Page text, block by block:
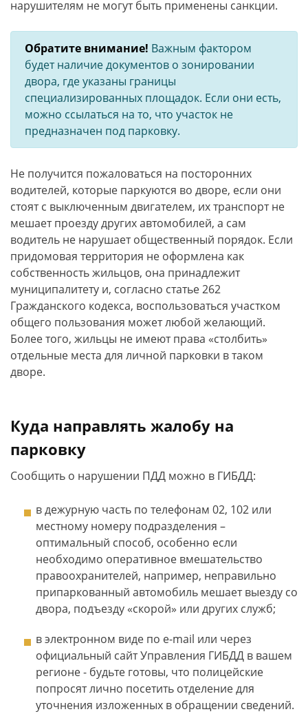
нарушителям не могут быть применены санкции.
Обратите внимание! Важным фактором
будет наличие документов о зонировании
двора, где указаны границы
специализированных площадок. Если они есть,
можно ссылаться на то, что участок не
предназначен под парковку.
Не получится пожаловаться на посторонних
водителей, которые паркуются во дворе, если они
стоят с выключенным двигателем, их транспорт не
мешает проезду других автомобилей, а сам
водитель не нарушает общественный порядок. Если
придомовая территория не оформлена как
собственность жильцов, она принадлежит
муниципалитету и, согласно статье 262
Гражданского кодекса, воспользоваться участком
общего пользования может любой желающий.
Более того, жильцы не имеют права «столбить»
отдельные места для личной парковки в таком
дворе.
Куда направлять жалобу на
парковку
Сообщить о нарушении ПДД можно в ГИБДД:
в дежурную часть по телефонам 02, 102 или
местному номеру подразделения –
оптимальный способ, особенно если
необходимо оперативное вмешательство
правоохранителей, например, неправильно
припаркованный автомобиль мешает выезду со
двора, подъезду «скорой» или других служб;
в электронном виде по e-mail или через
официальный сайт Управления ГИБДД в вашем
регионе - будьте готовы, что полицейские
попросят лично посетить отделение для
уточнения изложенных в обращении сведений.